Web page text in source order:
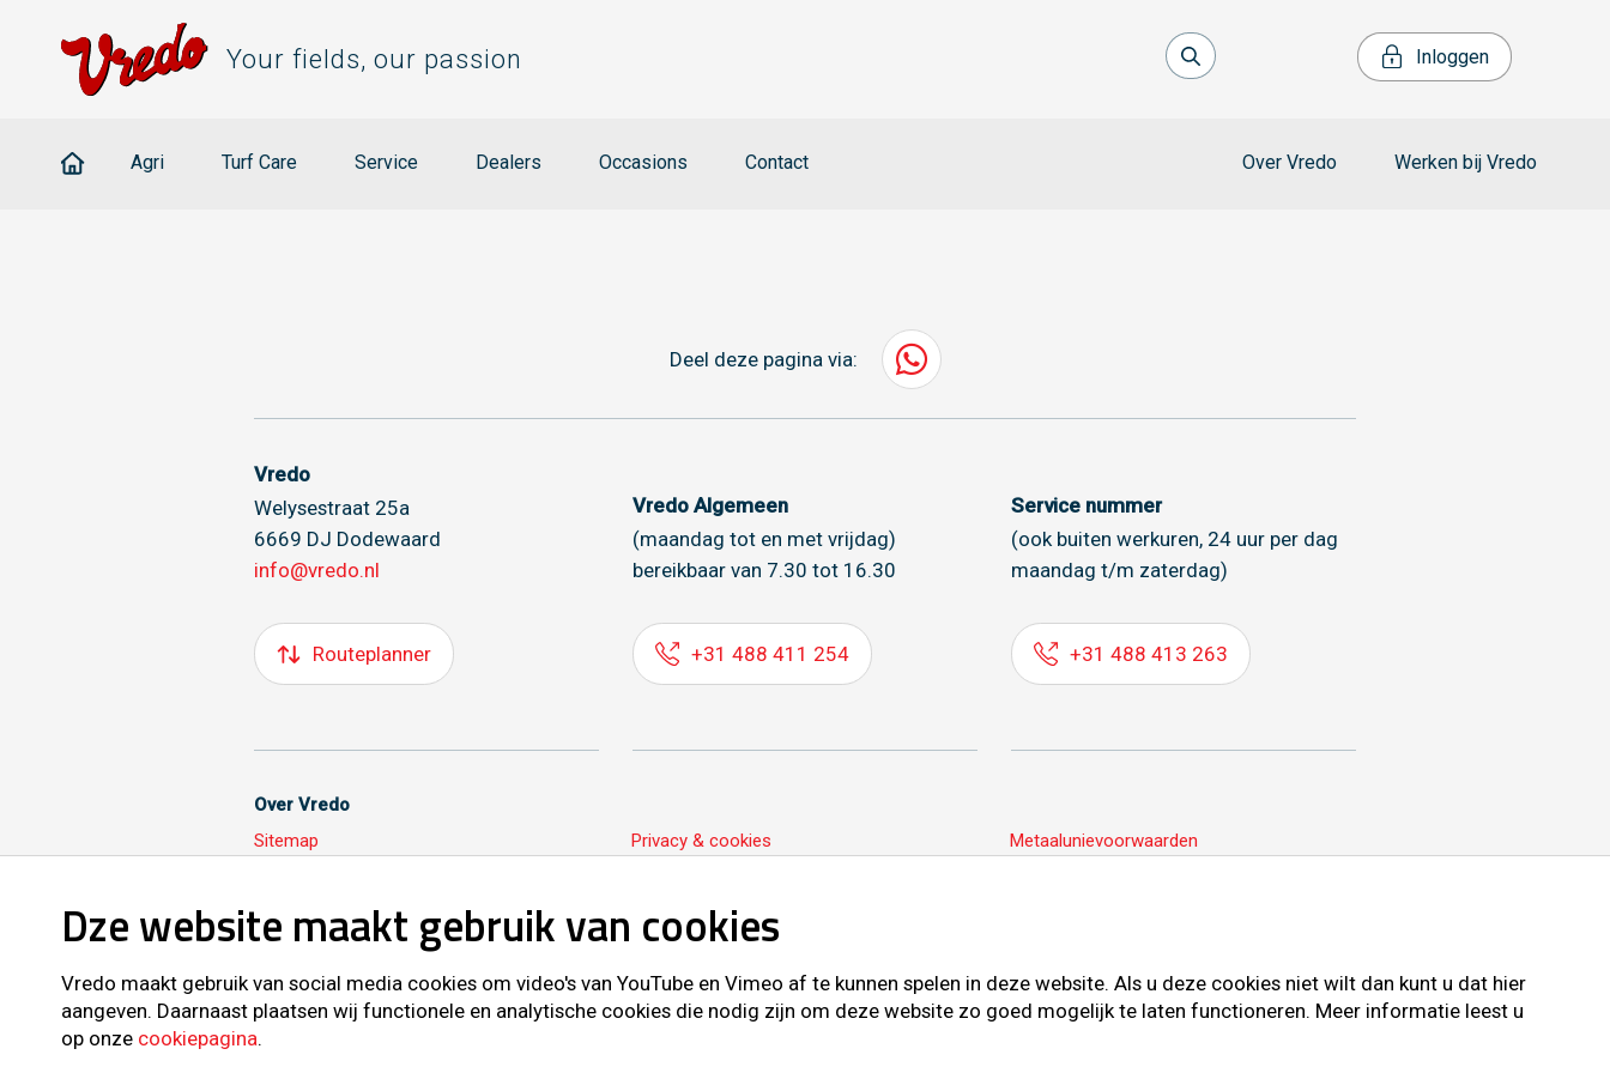
Your fields, our passion Inloggen
Agri Turf Care Service Dealers Occasions Contact Over Vredo Werken bij Vredo
Deel deze pagina via:
Vredo
Welysestraat 25a
6669 DJ Dodewaard
info@vredo.nl
Routeplanner
Vredo Algemeen
(maandag tot en met vrijdag)
bereikbaar van 7.30 tot 16.30
+31 488 411 254
Service nummer
(ook buiten werkuren, 24 uur per dag
maandag t/m zaterdag)
+31 488 413 263
Over Vredo
Sitemap
Privacy & cookies Metaalunievoorwaarden
Volg ons ook op
Dze website maakt gebruik van cookies
Vredo maakt gebruik van social media cookies om video's van YouTube en Vimeo af te kunnen spelen in deze website. Als u deze cookies niet wilt dan kunt u dat hier
aangeven. Daarnaast plaatsen wij functionele en analytische cookies die nodig zijn om deze website zo goed mogelijk te laten functioneren. Meer informatie leest u
op onze cookiepagina.